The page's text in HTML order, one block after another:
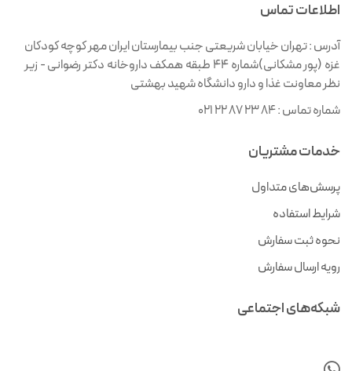
اطلاعات تماس
آدرس :تهران خیابان شریعتی جنب بیمارستان ایران مهر کوچه کودکان
غزه (پور مشکانی)شماره ۴۴ طبقه همکف داروخانه دکتر رضوانی - زیر
نظر معاونت غذا و دارو دانشگاه شهید بهشتی
شماره تماس :021 22 87 23 84
خدمات مشتریان
پرسش‌های متداول
شرایط استفاده
نحوه ثبت سفارش
رویه ارسال سفارش
شبکه‌های اجتماعی